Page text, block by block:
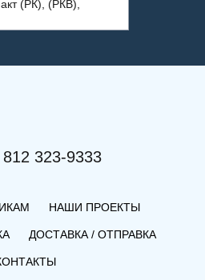
(РК), (РКВ),
812 323-9333
НАШИ ПРОЕКТЫ
ДОСТАВКА / ОТПРАВКА